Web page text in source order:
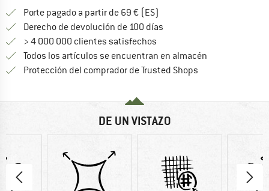
Porte pagado a partir de 69 € (ES)
Derecho de devolución de 100 días
> 4 000 000 clientes satisfechos
Todos los artículos se encuentran en almacén
Protección del comprador de Trusted Shops
DE UN VISTAZO